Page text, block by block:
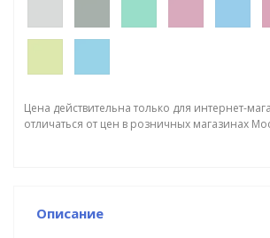
Цена действительна только для интернет-
отличаться от цен в розничных магазинах
Описание